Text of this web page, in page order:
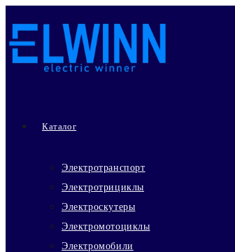
содержимому
Каталог
Электротранспорт
Электротрициклы
Электроскутеры
Электромотоциклы
Электромобили